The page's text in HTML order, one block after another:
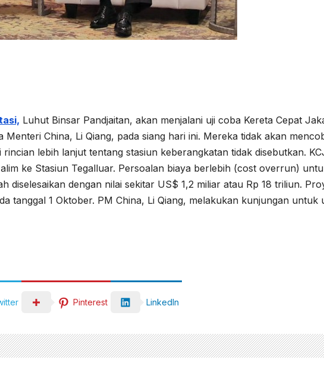
Luhut Binsar Pandjaitan, akan menjalani uji coba Kereta Cepat
Menteri China, Li Qiang, pada siang hari ini. Mereka tidak akan
lebih lanjut tentang stasiun keberangkatan tidak disebutkan.
ke Stasiun Tegalluar. Persoalan biaya berlebih (cost overrun)
diselesaikan dengan nilai sekitar US$ 1,2 miliar atau Rp 18 triliun.
tanggal 1 Oktober. PM China, Li Qiang, melakukan kunjungan untuk
Pinterest LinkedIn